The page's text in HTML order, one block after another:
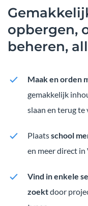
opbergen,
beheren,
Maak en orden
gemakkelijk
slaan en terug te
Plaatsschool
en meer direct in
Vind in enkele
zoektdoor